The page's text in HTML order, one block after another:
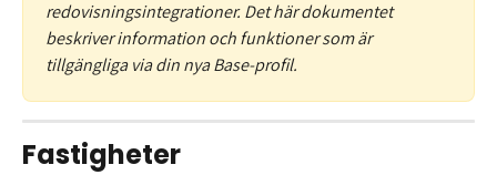
redovisningsintegrationer. Det här dokumentet
beskriver information och funktioner som är
tillgängliga via din nya Base-profil.
Fastigheter